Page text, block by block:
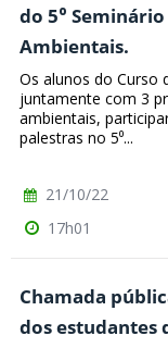
do 5⁰
Ambientais.
Os alunos do Curso
juntamente com 3
ambientais,
palestras no 5⁰...
21/10/22
17h01
Chamada
dos estudantes